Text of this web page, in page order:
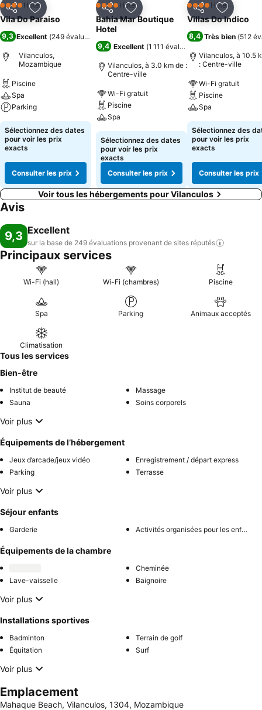
PartagerAjouter à mes favoris
4 ÉtoilesHôtel
Vila Do Paraiso
9,3 Excellent (249 évaluations
Vilanculos,
Mozambique
Piscine
Spa
Parking
Sélectionnez des dates
pour voir les prix
exacts
Consulter les prix
PartagerAjouter à mes favoris
4 ÉtoilesHôtel
Bahia Mar Boutique
Hotel
9,4 Excellent (1 111 évaluations
Vilanculos, à 3.0 km de :
Centre-ville
Wi-Fi gratuit
Piscine
Spa
Sélectionnez des dates
pour voir les prix
exacts
Consulter les prix
PartagerAjouter
4 ÉtoilesHôtel
Villas Do Indico
8,4 Très bien (512
Vilanculos, à 10.5
: Centre-ville
Wi-Fi gratuit
Piscine
Spa
Sélectionnez des
pour voir les prix
exacts
Consulter les prix
Voir tous les hébergements pour Vilanculos
Avis
9,3 Excellent
sur la base de 249 évaluations provenant de sites réputés
Principaux services
Wi-Fi (hall) Wi-Fi (chambres) Piscine
Spa Parking Animaux acceptés
Climatisation
Tous les services
Bien-être
Institut de beauté
Massage
Sauna
Soins corporels
Voir plus
Équipements de l’hébergement
Jeux d’arcade/jeux vidéo
Enregistrement / départ express
Parking
Terrasse
Voir plus
Séjour enfants
Garderie Activités organisées pour les enfants
Équipements de la chambre
Cheminée
Lave-vaisselle
Baignoire
Voir plus
Installations sportives
Badminton
Terrain de golf
Équitation
Surf
Voir plus
Emplacement
Mahaque Beach, Vilanculos, 1304, Mozambique